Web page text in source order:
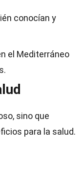
conocían y
el Mediterráneo
sino que
para la salud.